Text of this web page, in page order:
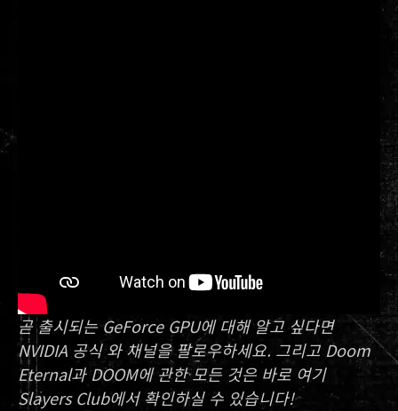
곧 출시되는 GeForce GPU에 대해 알고 싶다면
NVIDIA 공식 와 채널을 팔로우하세요. 그리고 Doom
Eternal과 DOOM에 관한 모든 것은 바로 여기
Slayers Club에서 확인하실 수 있습니다!